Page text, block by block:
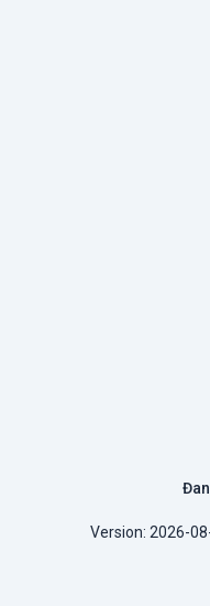
Version: 2026-